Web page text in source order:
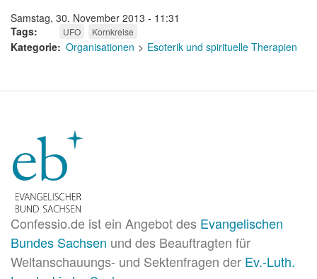
Samstag, 30. November 2013 - 11:31
Tags
UFO Kornkreise
Kategorie Organisationen Esoterik und spirituelle Therapien
Confessio.de ist ein Angebot des Evangelischen
Bundes Sachsen und des Beauftragten für
Weltanschauungs- und Sektenfragen der Ev.-Luth.